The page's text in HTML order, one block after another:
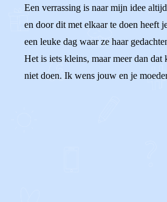
Een verrassing is naar mijn idee
en door dit met elkaar te doen heeft
een leuke dag waar ze haar
Het is iets kleins, maar meer dan dat
niet doen. Ik wens jouw en je